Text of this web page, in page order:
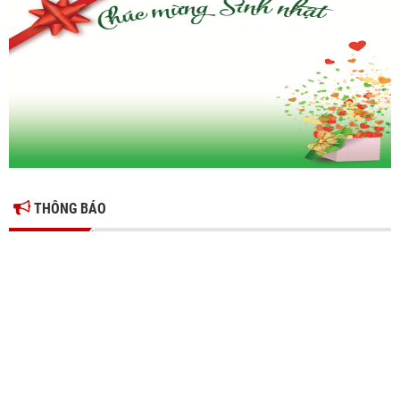
Ông Đỗ Văn Vẻ là Chủ tịch Hiệp hội Doanh nghiệp tỉnh Hưng Yên
Hiệp hội doanh nghiệp tỉnh Hưng Yên: Cập nhật chính sách thuế mới
THÔNG BÁO